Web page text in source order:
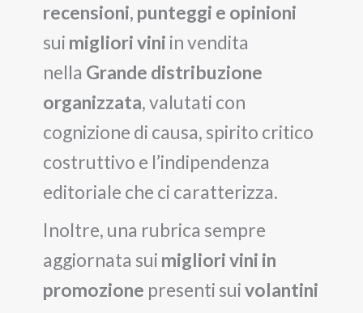
recensioni, punteggi e opinioni
sui migliori vini in vendita
nella Grande distribuzione
organizzata, valutati con
cognizione di causa, spirito critico
costruttivo e l’indipendenza
editoriale che ci caratterizza.
Inoltre, una rubrica sempre
aggiornata sui migliori vini in
promozione presenti suivolantini